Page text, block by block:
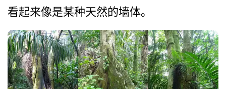
看起来像是某种天然的墙体。